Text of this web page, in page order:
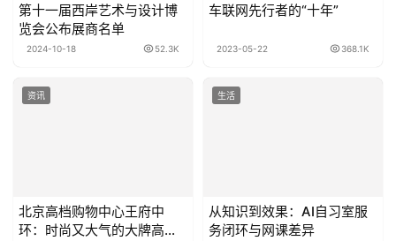
第十一届西岸艺术与设计博
览会公布展商名单
2024-10-18 52.3K
车联网先行者的“十年”
2023-05-22 368.1K
资讯
北京高档购物中心王府中
环：时尚又大气的大牌高级
生活
从知识到效果：AI自习室服
务闭环与网课差异